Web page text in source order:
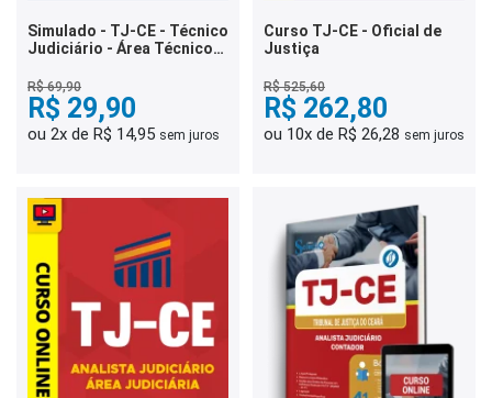
Simulado - TJ-CE - Técnico
Judiciário - Área Técnico-
R$ 69,90
R$ 29,90
ou 2x de R$ 14,95 sem juros
Curso TJ-CE - Oficial de
Justiça
R$ 525,60
R$ 262,80
ou 10x de R$ 26,28 sem juros